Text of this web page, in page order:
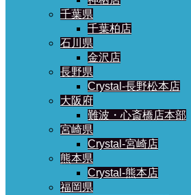
千葉県
千葉柏店
石川県
金沢店
長野県
Crystal-長野松本店
大阪府
難波・心斎橋店本部
宮崎県
Crystal-宮崎店
熊本県
Crystal-熊本店
福岡県